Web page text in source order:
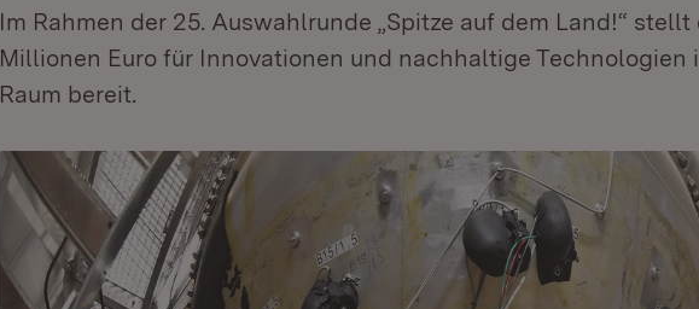
Im Rahmen der 25. Auswahlrunde „Spitze auf dem Land!“ stellt
Millionen Euro für Innovationen und nachhaltige Technologien
Raum bereit.